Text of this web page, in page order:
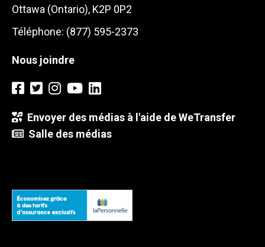
Ottawa (Ontario), K2P 0P2
Téléphone: (877) 595-2373
Nous joindre
Envoyer des médias à l'aide de WeTransfer
Salle des médias